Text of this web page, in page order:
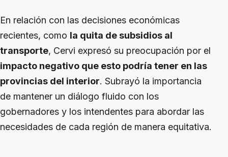
En relación con las decisiones económicas
recientes, como la quita de subsidios al
transporte, Cervi expresó su preocupación por el
impacto negativo que esto podría tener en las
provincias del interior. Subrayó la importancia
de mantener un diálogo fluido con los
gobernadores y los intendentes para abordar las
necesidades de cada región de manera equitativa.